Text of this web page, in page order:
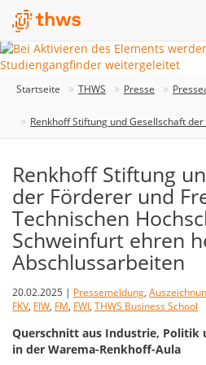
Startseite THWS Presse
Renkhoff Stiftung und Gesellschaft
Renkhoff Stiftung
der Förderer und
Technischen
Schweinfurt ehren
Abschlussarbeiten
20.02.2025 | Pressemeldung,
FKV, FIW, FM, FWI, THWS Business School
Querschnitt aus Industrie, Politik
in der Warema-Renkhoff-Aula